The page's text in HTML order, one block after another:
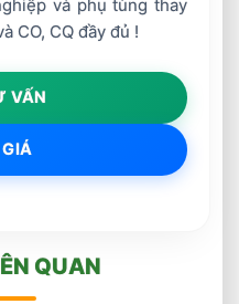
và phụ tùng thay
CO, CQ đầy đủ !
VẤN
QUAN